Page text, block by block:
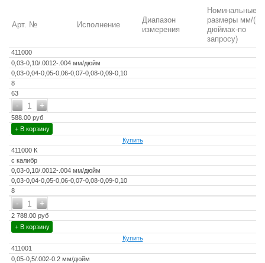
Арт. № Исполнение
Диапазон
измерения
Номинальные
размеры мм/(в
дюймах-по
запросу)
411000
0,03-0,10/.0012-.004 мм/дюйм
0,03-0,04-0,05-0,06-0,07-0,08-0,09-0,10
8
63
+
- 1
588.00 руб
+ В корзину
Купить
411000 К
с калибр
0,03-0,10/.0012-.004 мм/дюйм
0,03-0,04-0,05-0,06-0,07-0,08-0,09-0,10
8
+
- 1
2 788.00 руб
+ В корзину
Купить
411001
0,05-0,5/.002-0.2 мм/дюйм